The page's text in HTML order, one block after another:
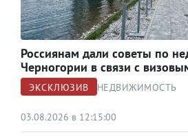
Россиянам дали советы по
Черногории в связи с
ЭКСКЛЮЗИВ НЕДВИЖИМОСТЬ
03.08.2026 в 12:15:00